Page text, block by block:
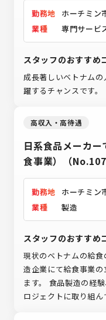
勤務地
ホーチミン
業種
専門サービ
他）
スタッフのおすすめ
成長著しいベトナム
躍するチャンスです。
高収入・高待遇
日系食品メーカ
食事業）（
勤務地
ホーチミン
業種
製造
スタッフのおすすめ
現状のベトナムの給
造企業にて給食事業
ます。 食品製造の経
ロジェクトに取り組ん